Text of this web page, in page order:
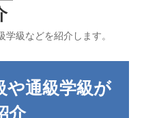
級などを紹介します。
や通級学級が
介